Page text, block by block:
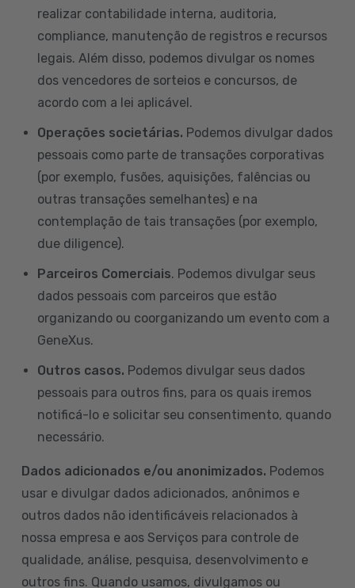
realizar contabilidade interna, auditoria,
compliance, manutenção de registros e recursos
legais. Além disso, podemos divulgar os nomes
dos vencedores de sorteios e concursos, de
acordo com a lei aplicável.
Operações societárias. Podemos divulgar dados
pessoais como parte de transações corporativas
(por exemplo, fusões, aquisições, falências ou
outras transações semelhantes) e na
contemplação de tais transações (por exemplo,
due diligence).
Parceiros Comerciais. Podemos divulgar seus
dados pessoais com parceiros que estão
organizando ou coorganizando um evento com a
GeneXus.
Outros casos. Podemos divulgar seus dados
pessoais para outros fins, para os quais iremos
notificá-lo e solicitar seu consentimento, quando
necessário.
Dados adicionados e/ou anonimizados. Podemos
usar e divulgar dados adicionados, anônimos e
outros dados não identificáveis relacionados à
nossa empresa e aos Serviços para controle de
qualidade, análise, pesquisa, desenvolvimento e
outros fins. Quando usamos, divulgamos ou